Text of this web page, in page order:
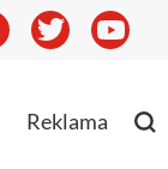
Reklama